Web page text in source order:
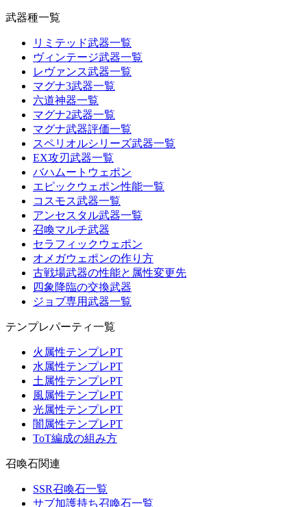
武器種一覧
リミテッド武器一覧
ヴィンテージ武器一覧
レヴァンス武器一覧
マグナ3武器一覧
六道神器一覧
マグナ2武器一覧
マグナ武器評価一覧
スペリオルシリーズ武器一覧
EX攻刃武器一覧
バハムートウェポン
エピックウェポン性能一覧
コスモス武器一覧
アンセスタル武器一覧
召喚マルチ武器
セラフィックウェポン
オメガウェポンの作り方
古戦場武器の性能と属性変更先
四象降臨の交換武器
ジョブ専用武器一覧
テンプレパーティ一覧
火属性テンプレPT
水属性テンプレPT
土属性テンプレPT
風属性テンプレPT
光属性テンプレPT
闇属性テンプレPT
ToT編成の組み方
召喚石関連
SSR召喚石一覧
サブ加護持ち召喚石一覧